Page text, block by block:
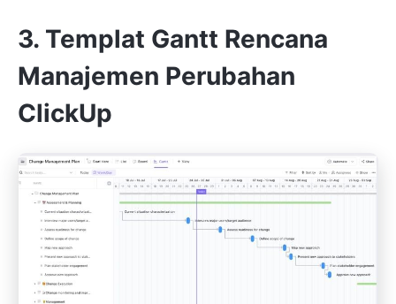
3. Templat Gantt Rencana
Manajemen Perubahan
ClickUp